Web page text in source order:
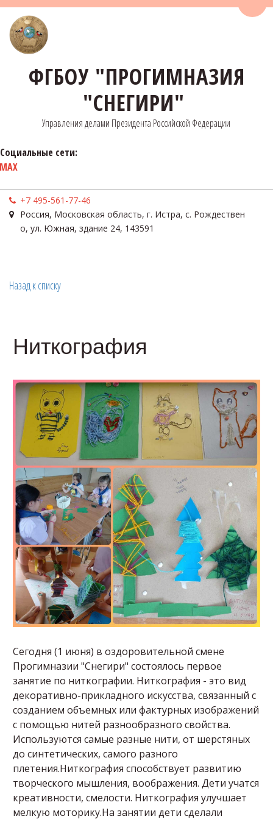
ФГБОУ "ПРОГИМНАЗИЯ
"СНЕГИРИ"
Управления делами Президента Российской Федерации
Социальные сети:
MAX
+7 495-561-77-46
Россия, Московская область, г. Истра, с. Рождествен
о, ул. Южная, здание 24, 143591
Назад к списку
Ниткография
Сегодня (1 июня) в оздоровительной смене
Прогимназии "Снегири" состоялось первое
занятие по ниткографии. Ниткография - это вид
декоративно-прикладного искусства, связанный с
созданием объемных или фактурных изображений
с помощью нитей разнообразного свойства.
Используются самые разные нити, от шерстяных
до синтетических, самого разного
плетения.Ниткография способствует развитию
творческого мышления, воображения. Дети учатся
креативности, смелости. Ниткография улучшает
мелкую моторику.На занятии дети сделали